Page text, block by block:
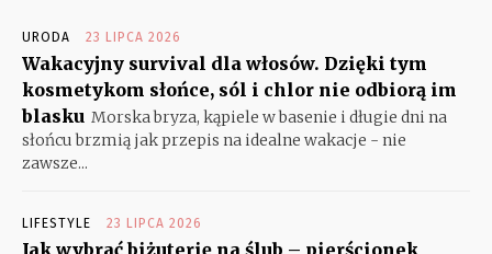
URODA 23 LIPCA 2026
Wakacyjny survival dla włosów. Dzięki tym
kosmetykom słońce, sól i chlor nie odbiorą im
blasku Morska bryza, kąpiele w basenie i długie dni na
słońcu brzmią jak przepis na idealne wakacje - nie
zawsze...
LIFESTYLE 23 LIPCA 2026
Jak wybrać biżuterię na ślub – pierścionek